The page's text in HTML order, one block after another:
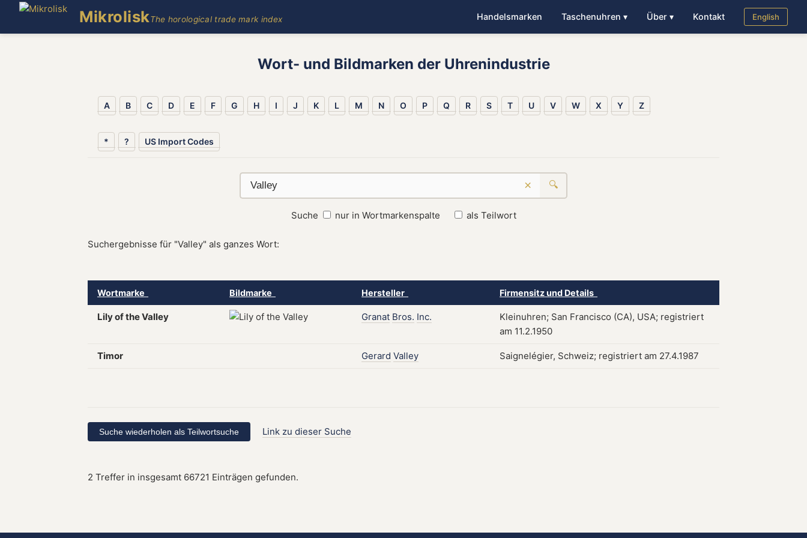
MikroliskThe horological trade mark index Handelsmarken Taschenuhren ▾ Über ▾ Kontakt English
Wort- und Bildmarken der Uhrenindustrie
A B C D E F G H I J K L M N O P Q R S T U V W X Y Z
* ? US Import Codes
× 🔍
Suche nur in Wortmarkenspalte als Teilwort
Suchergebnisse für "Valley" als ganzes Wort:
Wortmarke Bildmarke Hersteller Firmensitz und Details
Lily of the Valley Granat Bros. Inc.
Kleinuhren; San Francisco (CA), USA; registriert
am 11.2.1950
Timor Gerard Valley Saignelégier, Schweiz; registriert am 27.4.1987
Link zu dieser Suche
2 Treffer in insgesamt 66721 Einträgen gefunden.